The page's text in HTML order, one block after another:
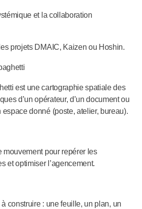
et la collaboration
projets DMAIC, Kaizen ou Hoshin.
est une cartographie spatiale des
d’un opérateur, d’un document ou
espace donné (poste, atelier, bureau).
mouvement pour repérer les
et optimiser l’agencement.
construire : une feuille, un plan, un